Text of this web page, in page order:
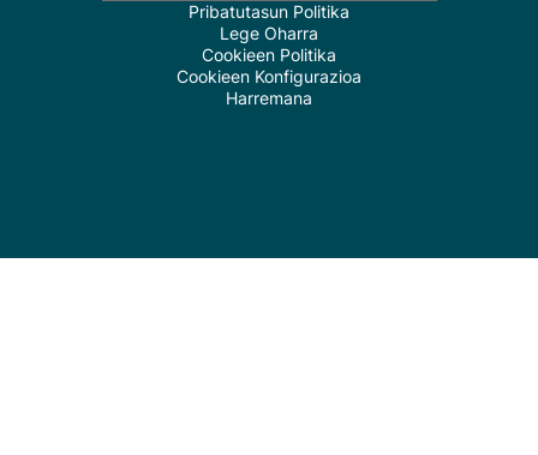
Pribatutasun Politika
Lege Oharra
Cookieen Politika
Cookieen Konfigurazioa
Harremana